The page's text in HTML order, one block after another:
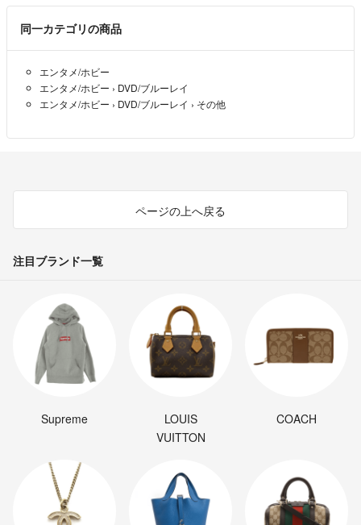
同一カテゴリの商品
エンタメ/ホビー
エンタメ/ホビー › DVD/ブルーレイ
エンタメ/ホビー › DVD/ブルーレイ › その他
ページの上へ戻る
注目ブランド一覧
Supreme
LOUIS
VUITTON
COACH